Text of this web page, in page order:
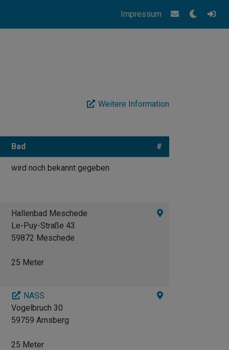
Impressum
Weitere Information
Bad #
wird noch bekannt gegeben
Hallenbad Meschede
Le-Puy-Straße 43
59872 Meschede
25 Meter
NASS
Vogelbruch 30
59759 Arnsberg
25 Meter